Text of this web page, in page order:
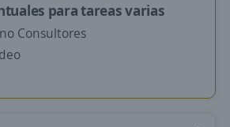
para tareas varias
Consultores